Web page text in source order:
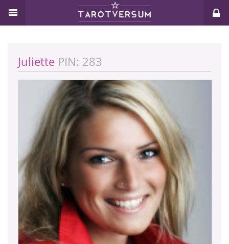
Juliette PIN: 283